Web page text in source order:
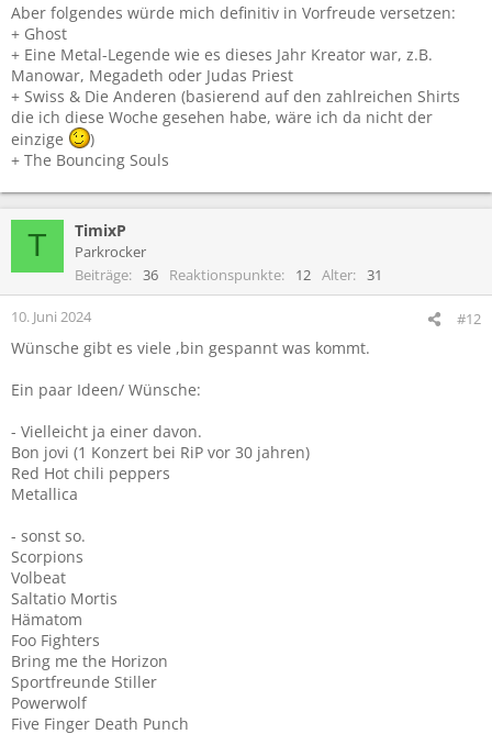
Aber folgendes würde mich definitiv in Vorfreude versetzen:
+ Ghost
+ Eine Metal-Legende wie es dieses Jahr Kreator war, z.B.
Manowar, Megadeth oder Judas Priest
+ Swiss & Die Anderen (basierend auf den zahlreichen Shirts
die ich diese Woche gesehen habe, wäre ich da nicht der
einzige
)
+ The Bouncing Souls
T TimixP
Parkrocker
Beiträge
36 Reaktionspunkte 12 Alter 31
10. Juni 2024 #12
Wünsche gibt es viele ,bin gespannt was kommt.
Ein paar Ideen/ Wünsche:
- Vielleicht ja einer davon.
Bon jovi (1 Konzert bei RiP vor 30 jahren)
Red Hot chili peppers
Metallica
- sonst so.
Scorpions
Volbeat
Saltatio Mortis
Hämatom
Foo Fighters
Bring me the Horizon
Sportfreunde Stiller
Powerwolf
Five Finger Death Punch